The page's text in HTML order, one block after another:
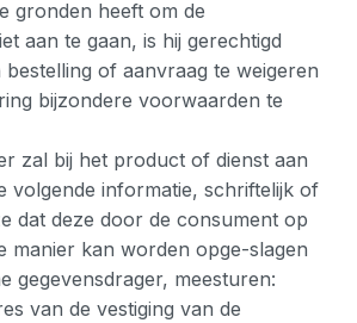
gronden heeft om de
aan te gaan, is hij gerechtigd
bestelling of aanvraag te weigeren
bijzondere voorwaarden te
zal bij het product of dienst aan
volgende informatie, schriftelijk of
dat deze door de consument op
manier kan worden opge-slagen
gegevensdrager, meesturen:
van de vestiging van de